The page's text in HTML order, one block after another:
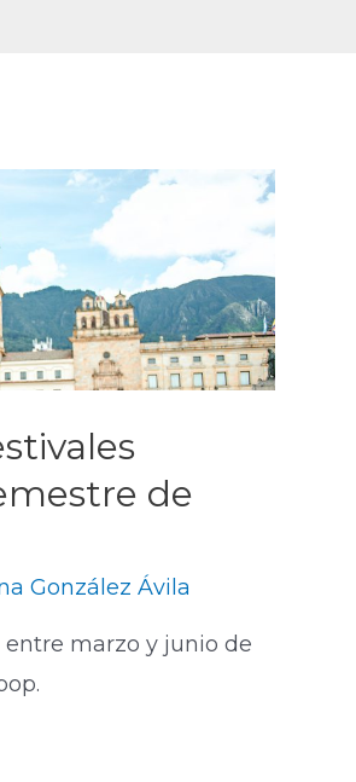
de
González Ávila
marzo y junio de